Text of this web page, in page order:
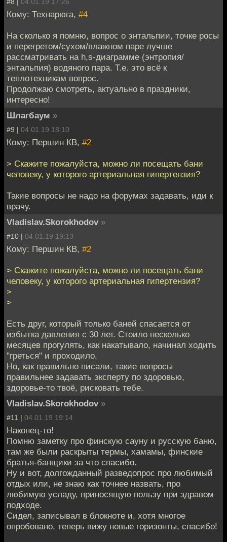
Кому: Технарюга, #4
На сколько я помню, вопрос о энтальпии, точке росы
и перегретом/сухом/влажном паре лучше
рассматривать на h,s-диаграмме (энтропия/
энтальпия) водяного пара. Т.е. это всё к
теплотехникам вопрос.
Продолжаю смотреть, актуально в праздники,
интересно!
Шлагбаум »
#9 | 04.01.19 18:10
Кому: Першин КВ, #2
> Скажите пожалуйста, можно ли посещать бани
человеку, у которого артериальная гипертензия?
Такие вопросы не надо на форумах задавать, иди к
врачу.
Vladislav.Skorokhodov »
#10 | 04.01.19 19:13
Кому: Першин КВ, #2
> Скажите пожалуйста, можно ли посещать бани
человеку, у которого артериальная гипертензия?
>
>
Есть друг, который только баней спасается от
избытка давления с 30 лет. Стоило несколько
месяцев прогулять, как накатывало, начинал ходить
"греться" и проходило.
Но, как правильно писали, такие вопросы
правильнее задавать эксперту по здоровью,
здоровье-то твоё, рисковать тебе.
Vladislav.Skorokhodov »
#11 | 04.01.19 19:14
Наконец-то!
Помню заметку про финскую сауну и русскую баню,
там же были раскрыты термы, хамамы, финские
братья-банщики за что спасибо.
Ну и вот, долгожданный разведопрос про любимый
отдых или, не знаю как точнее назвать, про
любимую усладу, приносящую пользу при здравом
подходе.
Сидел, записывал в блокноте и, хотя многое
опробовано, теперь вижу новые горизонты, спасибо!